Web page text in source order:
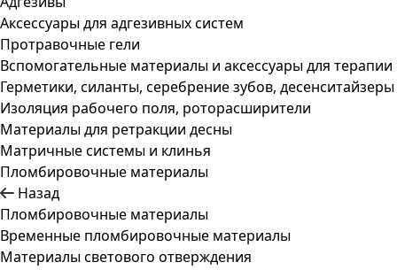
Аксессуары для адгезивных систем
Протравочные гели
Вспомогательные материалы и аксессуары для терапии
Герметики, силанты, серебрение зубов, десенситайзеры
Изоляция рабочего поля, роторасширители
Материалы для ретракции десны
Матричные системы и клинья
Пломбировочные материалы
Назад
Пломбировочные материалы
Временные пломбировочные материалы
Материалы светового отверждения